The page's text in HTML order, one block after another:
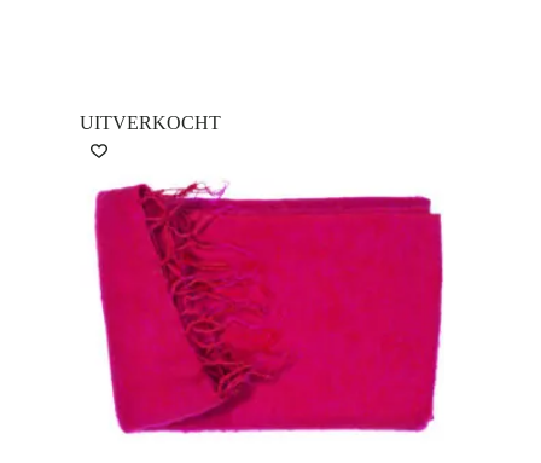
UITVERKOCHT